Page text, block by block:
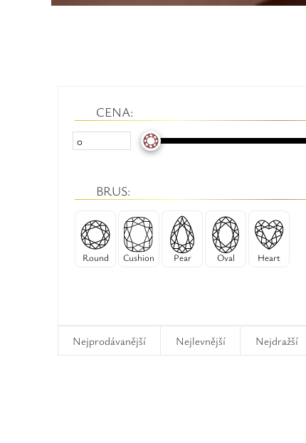
CENA:
BRUS:
Cushion Heart
Oval
Pear
Round
Nejprodávanější Nejlevnější Nejdražší